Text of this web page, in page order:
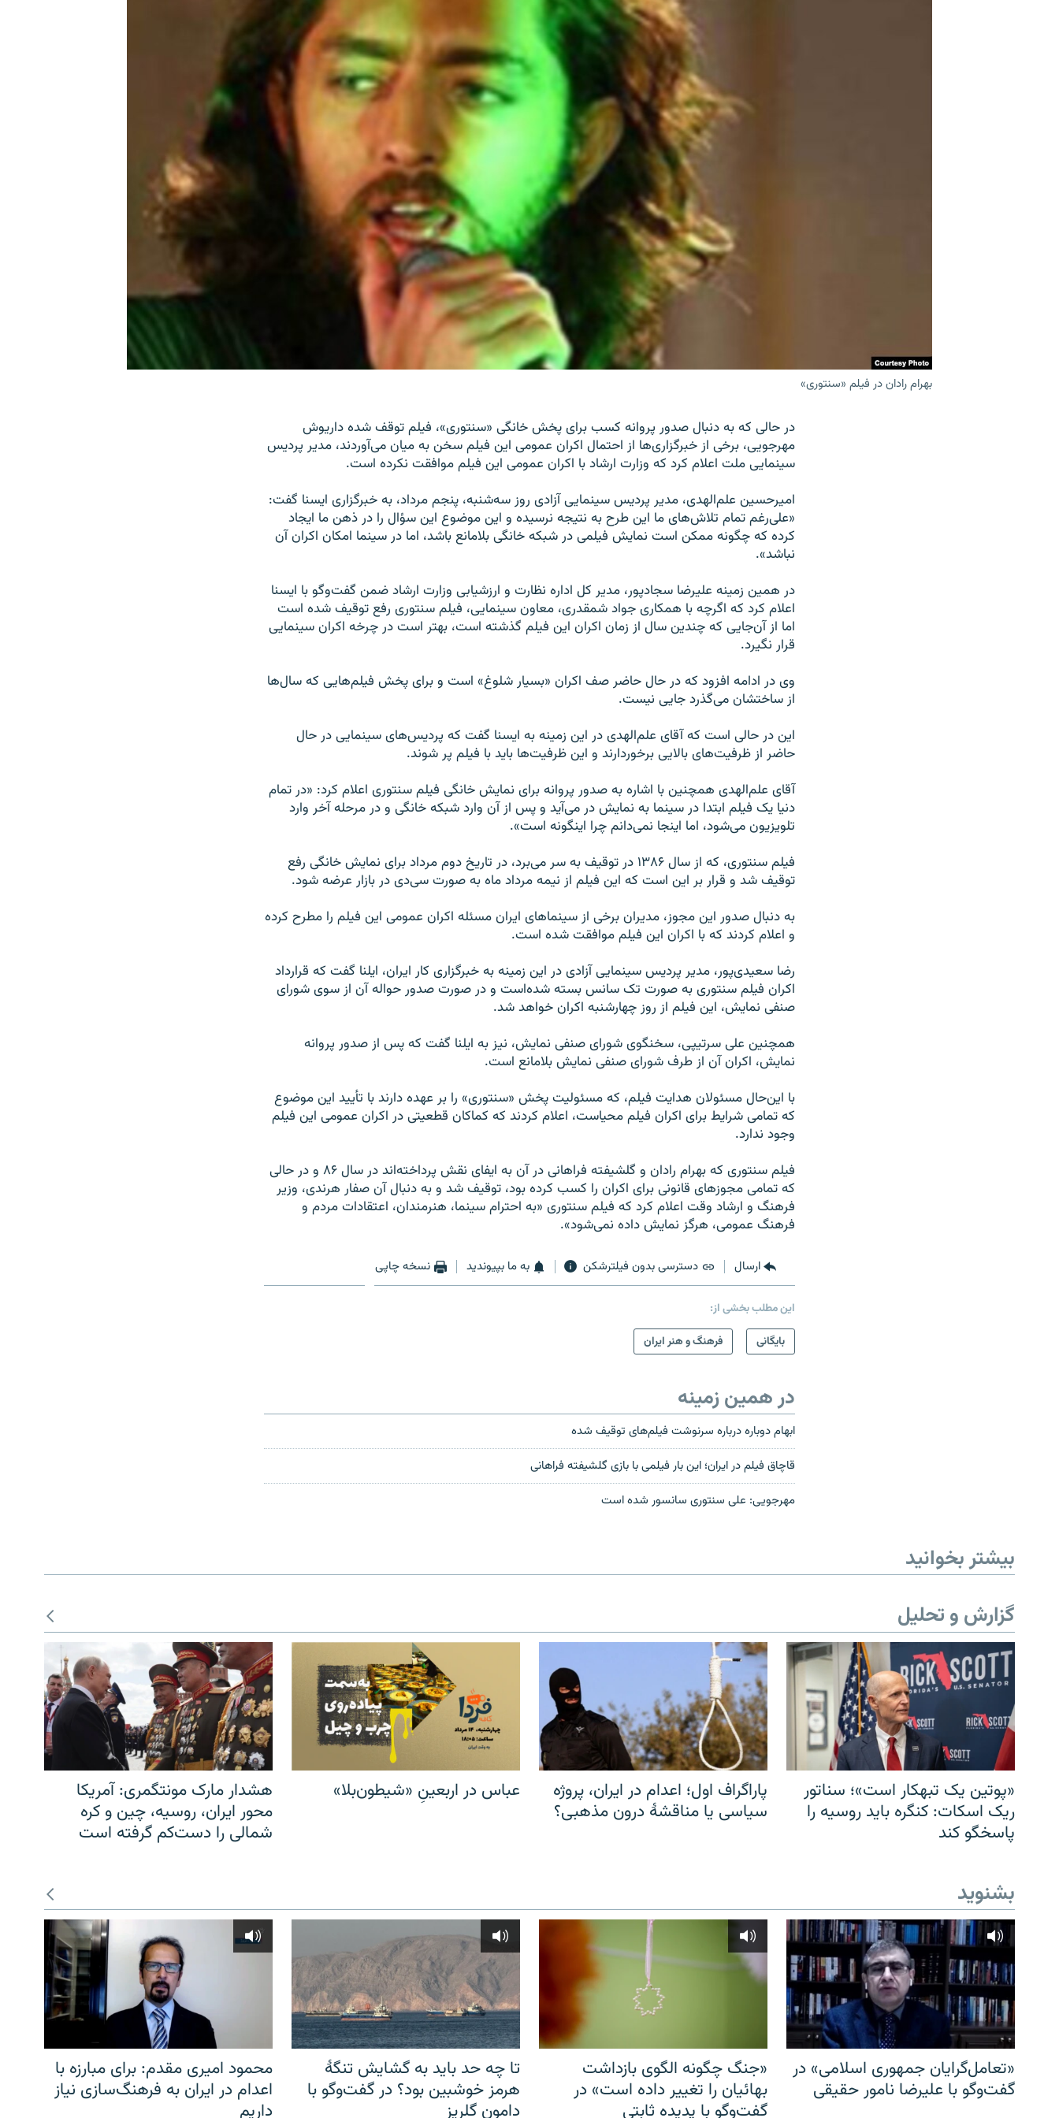
بهرام رادان در فیلم «سنتوری»
در حالی که به دنبال صدور پروانه کسب برای پخش خانگی «سنتوری»، فیلم توقف شده داریوش
مهرجویی، برخی از خبرگزاری‌ها از احتمال اکران عمومی این فیلم سخن به میان می‌آوردند، مدیر پردیس
سینمایی ملت اعلام کرد که وزارت ارشاد با اکران عمومی این فیلم موافقت نکرده است.
امیرحسین علم‌الهدی، مدیر پردیس سینمایی آزادی روز سه‌شنبه، پنجم مرداد، به خبرگزاری ایسنا گفت:
«علی‌رغم تمام تلاش‌های ما این طرح به نتیجه نرسیده و این موضوع این سؤال را در ذهن ما ایجاد
کرده که چگونه ممکن است نمایش فیلمی در شبکه خانگی بلامانع باشد، اما در سینما امکان اکران آن
نباشد».
در همین زمینه علیرضا سجادپور، مدیر کل اداره نظارت و ارزشیابی وزارت ارشاد ضمن گفت‌وگو با ایسنا
اعلام کرد که اگرچه با همکاری جواد شمقدری، معاون سینمایی، فیلم سنتوری رفع توقیف شده است
اما از آن‌جایی که چندین سال از زمان اکران این فیلم گذشته است،‌ بهتر است در چرخه اکران سینمایی
قرار نگیرد.
وی در ادامه افزود که در حال حاضر صف اکران «بسیار شلوغ» است و برای پخش فیلم‌هایی که سال‌ها
از ساختشان می‌گذرد جایی نیست.
این در حالی است که آقای علم‌الهدی در این زمینه به ایسنا گفت که پردیس‌های سینمایی در حال
حاضر از ظرفیت‌های بالایی برخوردارند و این ظرفیت‌ها باید با فیلم پر شوند.
آقای علم‌الهدی همچنین با اشاره به صدور پروانه برای نمایش خانگی فیلم سنتوری اعلام کرد: «در تمام
دنیا یک فیلم ابتدا در سینما به نمایش در می‌آید و پس از آن وارد شبکه خانگی و در مرحله آخر وارد
تلویزیون می‌شود،‌ اما اینجا نمی‌دانم چرا اینگونه است».
فیلم سنتوری، که از سال ۱۳۸۶ در توقیف به سر می‌برد، در تاریخ دوم مرداد برای نمایش خانگی رفع
توقیف شد و قرار بر این است که این فیلم از نیمه مرداد ماه به صورت سی‌دی در بازار عرضه شود.
به دنبال صدور این مجوز، مدیران برخی از سینماهای ایران مسئله اکران عمومی این فیلم را مطرح کرده
و اعلام کردند که با اکران این فیلم موافقت شده است.
رضا سعیدی‌پور، مدیر پردیس سینمایی آزادی در این زمینه به خبرگزاری کار ایران، ایلنا گفت که قرارداد
اکران فیلم سنتوری به صورت تک سانس بسته شده‌است و در صورت صدور حواله آن از سوی شورای
صنفی نمایش، این فیلم از روز چهارشنبه اکران خواهد شد.
همچنین علی سرتیپی، سخنگوی شورای صنفی نمایش، نیز به ایلنا گفت که پس از صدور پروانه
نمایش، اکران آن از طرف شورای صنفی نمایش بلامانع است.
با این‌حال مسئولان هدایت فیلم، که مسئولیت پخش «سنتوری» را بر عهده دارند با تأیید این موضوع
که تمامی شرایط برای اکران فیلم محیاست، اعلام کردند که کماکان قطعیتی در اکران عمومی این فیلم
وجود ندارد.
فیلم سنتوری که بهرام رادان و گلشیفته فراهانی در آن به ایفای نقش پرداخته‌اند در سال ۸۶ و در حالی
که تمامی مجوزهای قانونی برای اکران را کسب کرده بود، توقیف شد و به دنبال آن صفار هرندی، وزیر
فرهنگ و ارشاد وقت اعلام کرد که فیلم سنتوری «به احترام سینما،‌ هنرمندان، اعتقادات مردم و
فرهنگ عمومی، هرگز نمایش داده نمی‌شود».
ارسال دسترسی بدون فیلترشکن به ما بپیوندید نسخه چاپی
این مطلب بخشی از:
بایگانی
فرهنگ و هنر ایران
در همین زمینه
ابهام دوباره درباره سرنوشت فيلم‌های توقيف شده
قاچاق فيلم در ايران؛ اين بار فيلمی با بازی گلشيفته فراهانی
مهرجویی: علی سنتوری سانسور شده است
بیشتر بخوانید
گزارش و تحلیل
«پوتین یک تبهکار است»؛ سناتور
ریک اسکات: کنگره باید روسیه را
پاسخگو کند
پاراگراف اول؛ اعدام در ایران، پروژه
سیاسی یا مناقشهٔ درون مذهبی؟
عباس در اربعینِ «شیطون‌بلا»
هشدار مارک مونتگمری: آمریکا
محور ایران، روسیه، چین و کره
شمالی را دست‌کم گرفته است
بشنوید
«تعامل‌گرایان جمهوری اسلامی» در
گفت‌وگو با علیرضا نامور حقیقی
«جنگ چگونه الگوی بازداشت
بهائیان را تغییر داده است» در
گفت‌وگو با پدیده ثابتی
تا چه حد باید به گشایش تنگهٔ
هرمز خوشبین بود؟ در گفت‌وگو با
دامون گلریز
محمود امیری مقدم: برای مبارزه با
اعدام در ایران به فرهنگ‌سازی نیاز
داریم